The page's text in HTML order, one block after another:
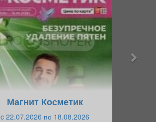
Магнит Косметик
c 22.07.2026 по 18.08.2026